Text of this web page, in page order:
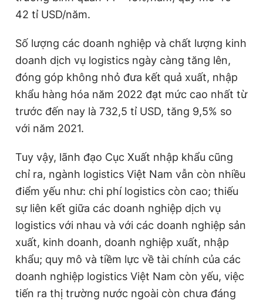
42 tỉ USD/năm.
Số lượng các doanh nghiệp và chất lượng kinh
doanh dịch vụ logistics ngày càng tăng lên,
đóng góp không nhỏ đưa kết quả xuất, nhập
khẩu hàng hóa năm 2022 đạt mức cao nhất từ
trước đến nay là 732,5 tỉ USD, tăng 9,5% so
với năm 2021.
Tuy vậy, lãnh đạo Cục Xuất nhập khẩu cũng
chỉ ra, ngành logistics Việt Nam vẫn còn nhiều
điểm yếu như: chi phí logistics còn cao; thiếu
sự liên kết giữa các doanh nghiệp dịch vụ
logistics với nhau và với các doanh nghiệp sản
xuất, kinh doanh, doanh nghiệp xuất, nhập
khẩu; quy mô và tiềm lực về tài chính của các
doanh nghiệp logistics Việt Nam còn yếu, việc
tiến ra thị trường nước ngoài còn chưa đáng